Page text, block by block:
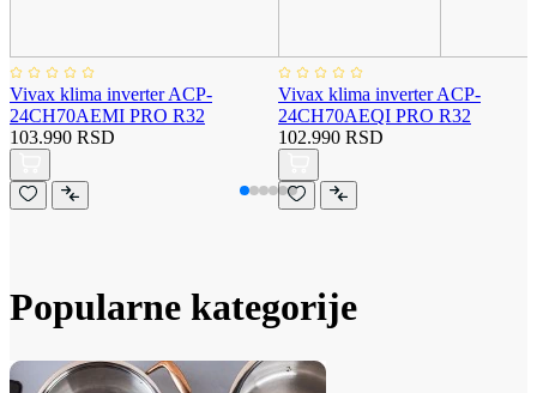
Vivax klima inverter ACP-
24CH70AEMI PRO R32
103.990 RSD
Vivax klima inverter ACP-
24CH70AEQI PRO R32
102.990 RSD
Popularne kategorije